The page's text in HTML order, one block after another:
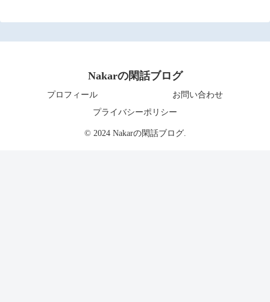
Nakarの閑話ブログ
プロフィール
お問い合わせ
プライバシーポリシー
© 2024 Nakarの閑話ブログ.